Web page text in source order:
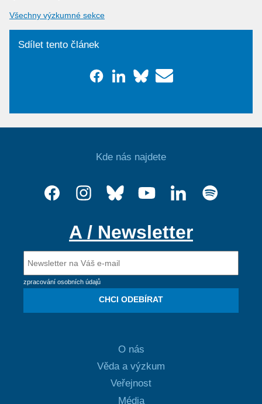
Všechny výzkumné sekce
Sdílet tento článek
Kde nás najdete
A / Newsletter
zpracování osobních údajů
CHCI ODEBÍRAT
O nás
Věda a výzkum
Veřejnost
Média